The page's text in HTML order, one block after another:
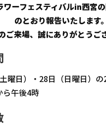
ワーフェスティバルin西宮
のとおり報告いたします。
ご来場、誠にありがとうご
曜日）・28日（日曜日）の
ら午後4時